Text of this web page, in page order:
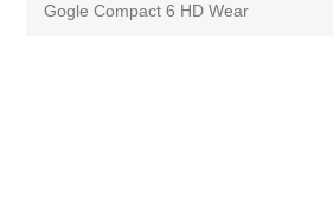
Gogle Compact 6 HD Wear